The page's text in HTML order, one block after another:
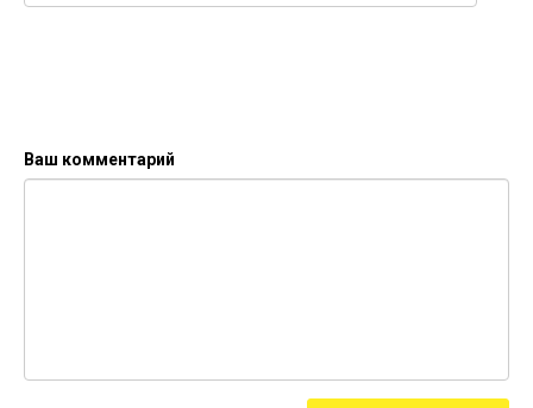
Ваш комментарий